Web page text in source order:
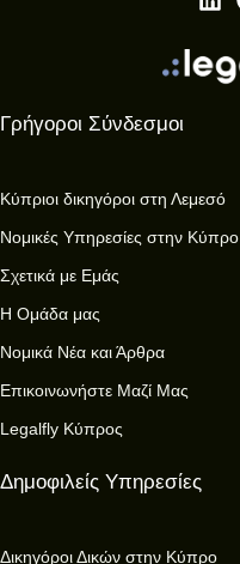
Γρήγοροι Σύνδεσμοι
Κύπριοι δικηγόροι στη Λεμεσό
Νομικές Υπηρεσίες στην Κύπρο
Σχετικά με Εμάς
Η Ομάδα μας
Νομικά Νέα και Άρθρα
Επικοινωνήστε Μαζί Μας
Legalfly Κύπρος
Δημοφιλείς Υπηρεσίες
Δικηγόροι Δικών στην Κύπρο